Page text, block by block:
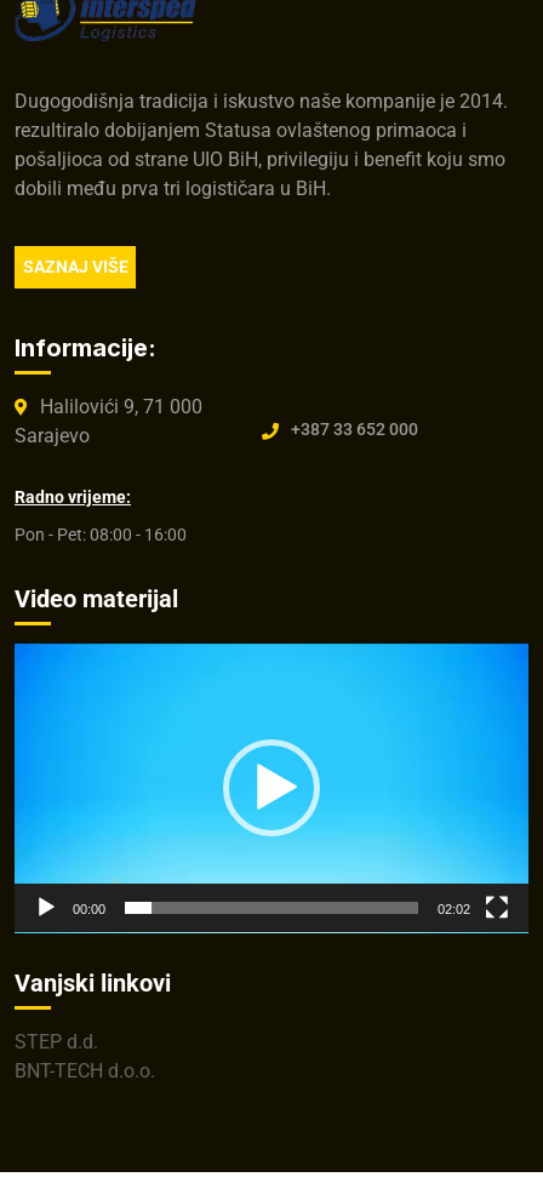
Dugogodišnja tradicija i iskustvo naše kompanije je 2014.
rezultiralo dobijanjem Statusa ovlaštenog primaoca i
pošaljioca od strane UIO BiH, privilegiju i benefit koju smo
dobili među prva tri logističara u BiH.
SAZNAJ VIŠE
Informacije:
Halilovići 9, 71 000
Sarajevo
+387 33 652 000
Radno vrijeme:
Pon - Pet: 08:00 - 16:00
Video materijal
00:00 02:02
Vanjski linkovi
STEP d.d.
BNT-TECH d.o.o.